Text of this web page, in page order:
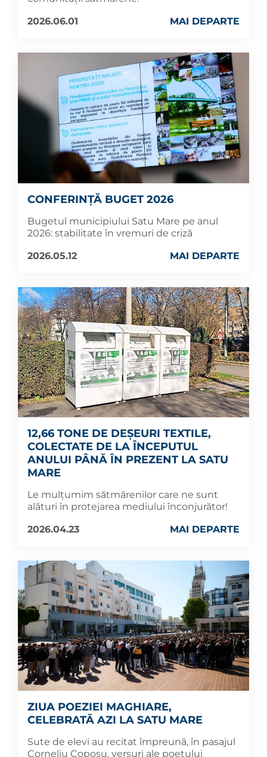
2026.06.01
MAI DEPARTE
CONFERINȚĂ BUGET 2026
Bugetul municipiului Satu Mare pe anul
2026: stabilitate în vremuri de criză
2026.05.12
MAI DEPARTE
12,66 TONE DE DEȘEURI TEXTILE,
COLECTATE DE LA ÎNCEPUTUL
ANULUI PÂNĂ ÎN PREZENT LA SATU
MARE
Le mulțumim sătmărenilor care ne sunt
alături în protejarea mediului înconjurător!
2026.04.23
MAI DEPARTE
ZIUA POEZIEI MAGHIARE,
CELEBRATĂ AZI LA SATU MARE
Sute de elevi au recitat împreună, în pasajul
Corneliu Coposu, versuri ale poetului